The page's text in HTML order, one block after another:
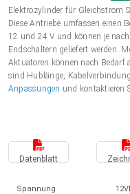
Einkaufswagen
Polski (EUR)
Norsk (NOK)
Suomi (EUR)
Elektrozylinder für Gleichstrom
Diese Antriebe umfassen einen
12 und 24 V und können je
Endschaltern geliefert werden.
Aktuatoren können nach Bedarf
sind Hublänge,
Anpassungen und kontaktieren
Datenblatt
Spannung